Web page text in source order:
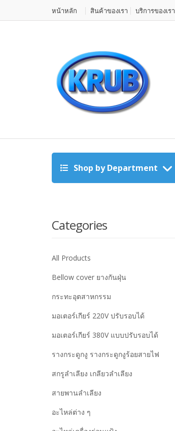
หน้าหลัก สินค้าของเรา บริการของเรา
Shop by Department
Categories
All Products
Bellow cover ยางกันฝุ่น
กระทะอุตสาหกรรม
มอเตอร์เกียร์ 220V ปรับรอบได้
มอเตอร์เกียร์ 380V แบบปรับรอบได้
รางกระดูกงู รางกระดูกงูร้อยสายไฟ
สกรูลำเลียง เกลียวลำเลียง
สายพานลำเลียง
อะไหล่ต่าง ๆ